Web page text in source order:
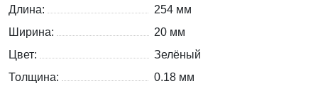
Длина:
254 мм
Ширина:
20 мм
Цвет:
Зелёный
Толщина:
0.18 мм